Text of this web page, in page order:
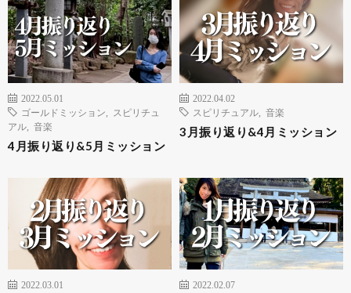
2022.05.01
ゴールドミッション
スピリチュ
アル
音楽
4月振り返り&5月ミッション
2022.04.02
スピリチュアル
音楽
3月振り返り&4月ミッション
2022.03.01 2022.02.07